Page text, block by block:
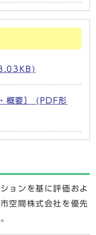
概要］ (PDF形
ョンを基に評価およ
空間株式会社を優先